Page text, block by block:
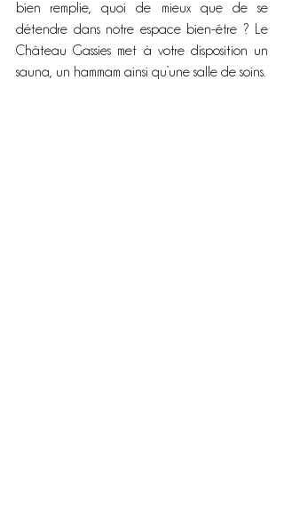
bien remplie, quoi de mieux que de se
détendre dans notre espace bien-être ? Le
Château Gassies met à votre disposition un
sauna, un hammam ainsi qu’une salle de soins.